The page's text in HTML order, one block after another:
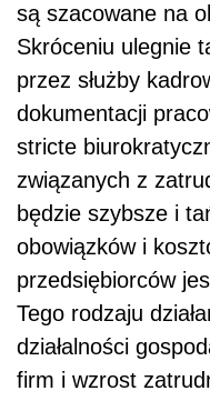
są szacowane na
Skróceniu ulegnie
przez służby
dokumentacji
stricte
związanych z
będzie szybsze i
obowiązków i
przedsiębiorców
Tego rodzaju
działalności
firm i wzrost